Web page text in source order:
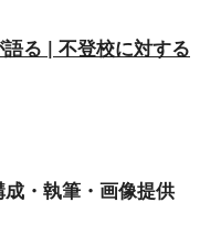
語る | 不登校に対する
成・執筆・画像提供